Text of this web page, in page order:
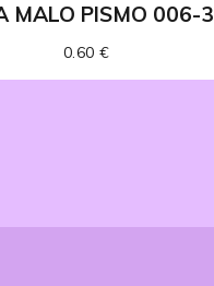
MALO PISMO 006-3
0.60€